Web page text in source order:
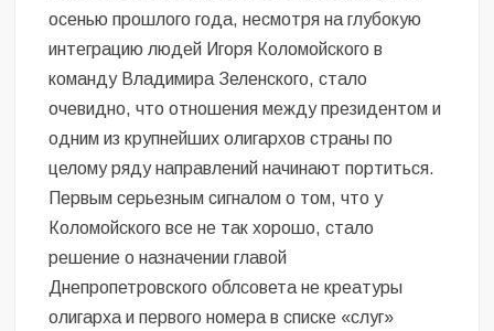
осенью прошлого года, несмотря на глубокую
интеграцию людей Игоря Коломойского в
команду Владимира Зеленского, стало
очевидно, что отношения между президентом и
одним из крупнейших олигархов страны по
целому ряду направлений начинают портиться.
Первым серьезным сигналом о том, что у
Коломойского все не так хорошо, стало
решение о назначении главой
Днепропетровского облсовета не креатуры
олигарха и первого номера в списке «слуг»